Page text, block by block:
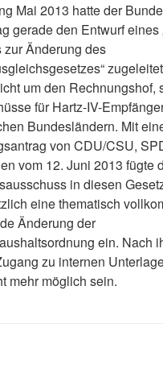
Technik
Mai 2013 hatte der
gerade den Entwurf eines
zur Änderung des
um den Rechnungshof,
für Hartz-IV-
Bundesländern. Mit
von CDU/CSU,
vom 12. Juni 2013 fügte
in diesen
eine thematisch
Änderung der
ein. Nach
zu internen
mehr möglich sein.